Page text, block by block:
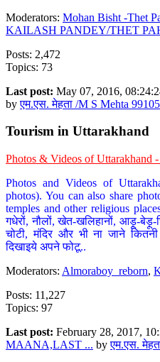
Moderators: Mohan Bisht -Thet
KAILASH PANDEY/THET
Posts: 2,472
Topics: 73
Last post: May 07, 2016,
byएम.एस. मेहता /M S Mehta
Tourism in Uttarakhand
Photos & Videos of Uttarakhand -
Photos and Videos of
photos). You can also share
temples and other religious
गधेरों, नौलों, खेत-खलिहानों, आड़ू-बेड़ू-
चोटी, मंदिर और भी ना जाने
दिखाइये अपने फोटू..
Moderators: Almoraboy_reborn,
Posts: 11,227
Topics: 97
Last post: February 28, 2017,
MAANA,LAST ... byएम.एस.